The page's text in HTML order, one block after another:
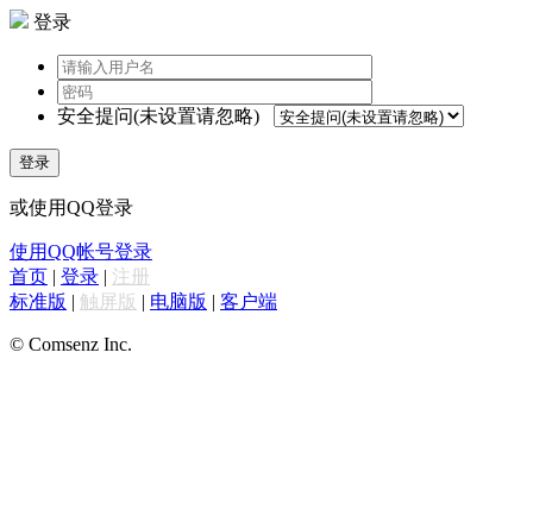
登录
安全提问(未设置请忽略)
登录
或使用QQ登录
使用QQ帐号登录
首页 | 登录 | 注册
标准版 | 触屏版 | 电脑版 | 客户端
© Comsenz Inc.